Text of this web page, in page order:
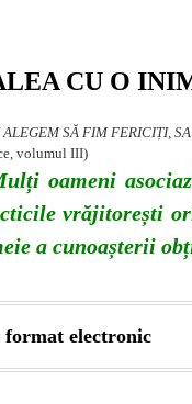
CU O
ALEGEM SĂ FIM FERICIȚI,
volumul III)
oameni
vrăjitorești
a cunoașterii
electronic